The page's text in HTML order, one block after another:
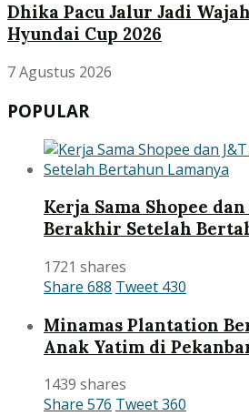
Dhika Pacu Jalur Jadi
Hyundai Cup 2026
7 Agustus 2026
POPULAR
Kerja Sama Shopee
Berakhir Setelah
1721 shares
Share 688 Tweet 430
Minamas Plantation
Anak Yatim di
1439 shares
Share 576 Tweet360